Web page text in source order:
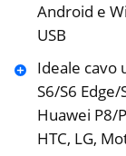
Android e
USB
Ideale cavo
S6/S6
Huawei P8/
HTC, LG,